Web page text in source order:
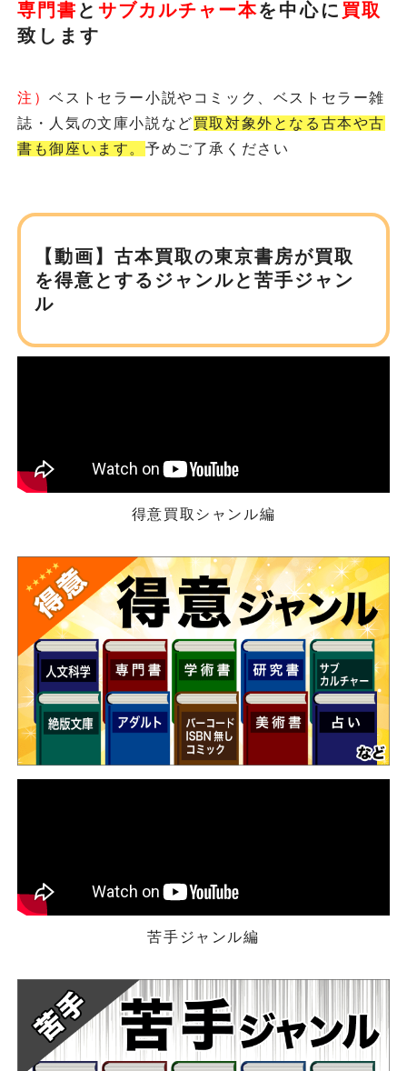
専門書 とサブカルチャー本を 中心に 買取
致します
注）ベストセラー小説やコミック、ベストセラー雑
誌・人気の文庫小説など買取対象外となる古本や古
書も御座います。 予めご了承ください
【動画】古本買取の東京書房が買取
を得意とするジャンルと苦手ジャン
ル
得意買取シャンル編
苦手ジャンル編